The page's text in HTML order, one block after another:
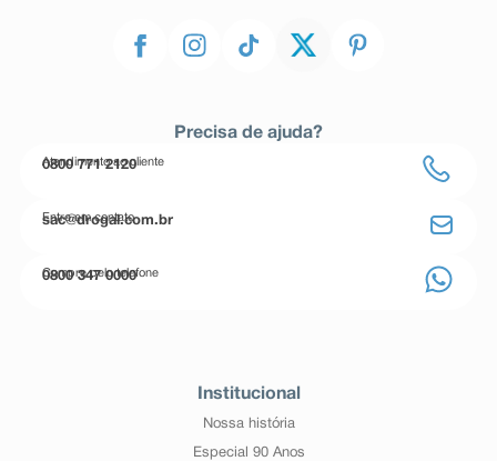
Precisa de ajuda?
Atendimento ao cliente
0800 771 2120
Entre em contato
sac@drogal.com.br
Compre pelo telefone
0800 347 0000
Institucional
Nossa história
Especial 90 Anos